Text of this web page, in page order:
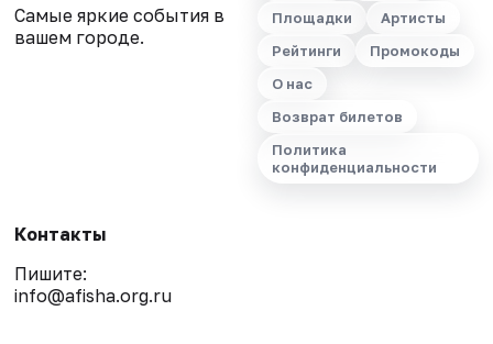
Самые яркие события в
вашем городе.
Площадки
Артисты
Рейтинги
Промокоды
О нас
Возврат билетов
Политика
конфиденциальности
Контакты
Пишите:
info@afisha.org.ru